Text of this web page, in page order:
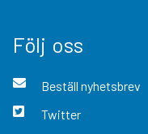
Följ oss
Beställ nyhetsbrev
Twitter